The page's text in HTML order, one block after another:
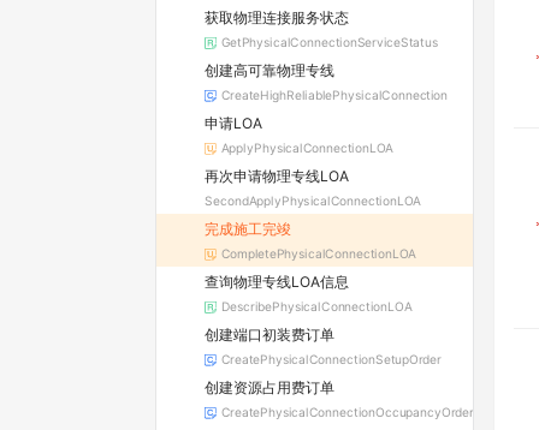
获取物理连接服务状态
GetPhysicalConnectionServiceStatus
创建高可靠物理专线
CreateHighReliablePhysicalConnection
申请LOA
ApplyPhysicalConnectionLOA
再次申请物理专线LOA
SecondApplyPhysicalConnectionLOA
完成施工完竣
CompletePhysicalConnectionLOA
查询物理专线LOA信息
DescribePhysicalConnectionLOA
创建端口初装费订单
CreatePhysicalConnectionSetupOrder
创建资源占用费订单
CreatePhysicalConnectionOccupancyOrder